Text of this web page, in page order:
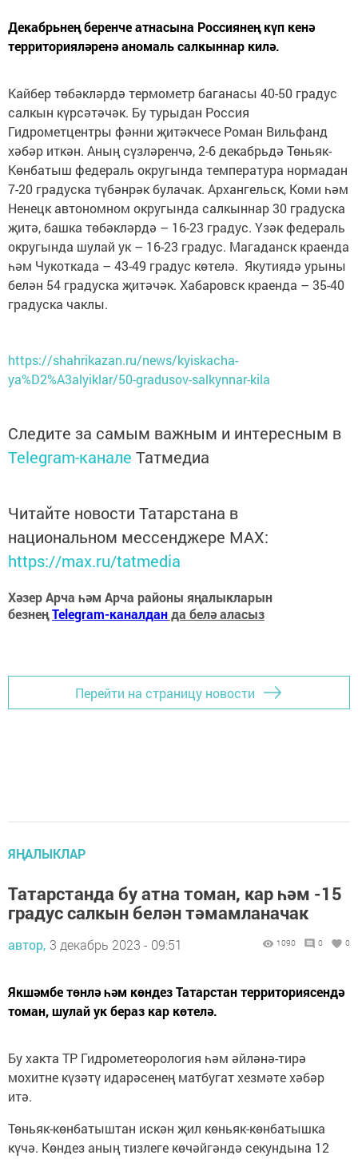
Декабрьнең беренче атнасына Россиянең күп кенә
территорияләренә аномаль салкыннар килә.
Кайбер төбәкләрдә термометр баганасы 40-50 градус
салкын күрсәтәчәк. Бу турыдан Россия
Гидрометцентры фәнни җитәкчесе Роман Вильфанд
хәбәр иткән. Аның сүзләренчә, 2-6 декабрьдә Төньяк-
Көнбатыш федераль округында температура нормадан
7-20 градуска түбәнрәк булачак. Архангельск, Коми һәм
Ненецк автономном округында салкыннар 30 градуска
җитә, башка төбәкләрдә – 16-23 градус. Үзәк федераль
округында шулай ук – 16-23 градус. Магаданск краенда
һәм Чукоткада – 43-49 градус көтелә. Якутиядә урыны
белән 54 градуска җитәчәк. Хабаровск краенда – 35-40
градуска чаклы.
https://shahrikazan.ru/news/kyiskacha-
ya%D2%A3alyiklar/50-gradusov-salkynnar-kila
Следите за самым важным и интересным в
Telegram-канале Татмедиа
Читайте новости Татарстана в
национальном мессенджере MАХ:
https://max.ru/tatmedia
Хәзер Арча һәм Арча районы яңалыкларын
безнеңTelegram-каналданда белә аласыз
Перейти на страницу новости
ЯҢАЛЫКЛАР
Татарстанда бу атна томан, кар һәм -15
градус салкын белән тәмамланачак
автор, 3 декабрь 2023 - 09:51 1090 0 0
Якшәмбе төнлә һәм көндез Татарстан территориясендә
томан, шулай ук бераз кар көтелә.
Бу хакта ТР Гидрометеорология һәм әйләнә-тирә
мохитне күзәтү идарәсенең матбугат хезмәте хәбәр
итә.
Төньяк-көнбатыштан искән җил көньяк-көнбатышка
күчә. Көндез аның тизлеге көчәйгәндә секундына 12